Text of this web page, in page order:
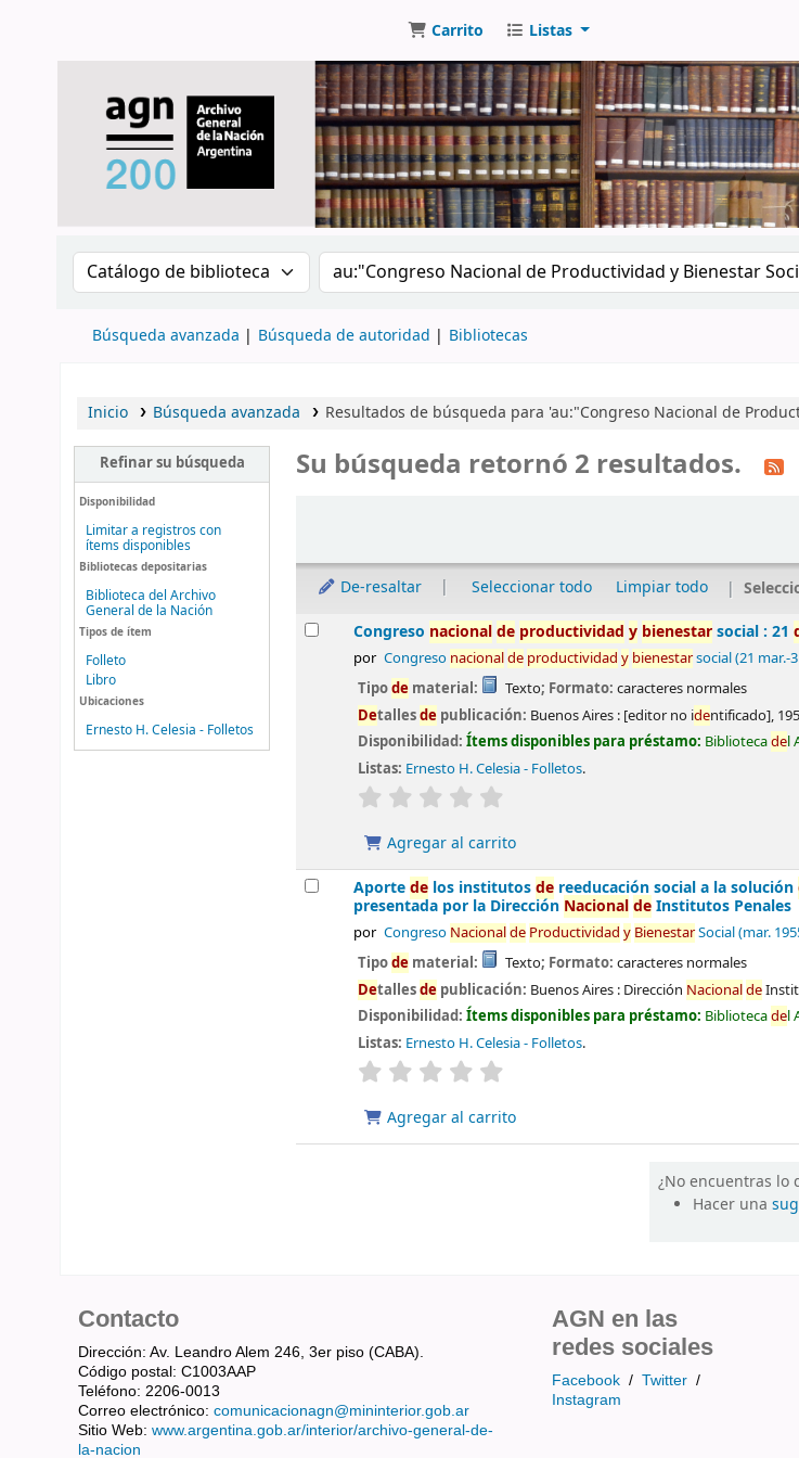
Carrito Listas
Buscar en el catálogo por: Buscar en el catálogo
Búsqueda avanzada Búsqueda de autoridad Bibliotecas
Inicio Búsqueda avanzada Resultados de búsqueda para 'au:"Congreso Nacional de
Refinar su búsqueda
Disponibilidad
Limitar a registros con
ítems disponibles
Bibliotecas depositarias
Biblioteca del Archivo
General de la Nación
Tipos de ítem
Folleto
Libro
Ubicaciones
Ernesto H. Celesia - Folletos
Su búsqueda retornó 2 resultados.
De-resaltar Seleccionar todo Limpiar todo
ResultadosCongreso nacional de productividad y bienestarsocial : 21
por Congreso nacionalde productividad y bienestarsocial(21 mar.-
Tipode material: Texto; Formato: caracteres normales
Detallesde publicación: Buenos Aires : [editor no identificado],
Disponibilidad:Ítems disponibles para préstamo: Bibliotecadel
Listas: Ernesto H. Celesia - Folletos.
valoración
Agregar al carrito
Aportede los institutosde reeducación social a la solución
presentada por la Dirección Nacional deInstitutos Penales
por Congreso Nacionalde Productividad y BienestarSocial(mar.
Tipode material: Texto; Formato: caracteres normales
Detallesde publicación: Buenos Aires : Dirección Nacionalde
Disponibilidad:Ítems disponibles para préstamo: Bibliotecadel
Listas: Ernesto H. Celesia - Folletos.
valoración
Agregar al carrito
¿No encuentras lo
Hacer una
Contacto
Dirección: Av. Leandro Alem 246, 3er piso (CABA).
Código postal: C1003AAP
Teléfono: 2206-0013
Correo electrónico: comunicacionagn@mininterior.gob.ar
Sitio Web: www.argentina.gob.ar/interior/archivo-general-de-
la-nacion
AGN en las
redes sociales
Facebook / Twitter /
Instagram